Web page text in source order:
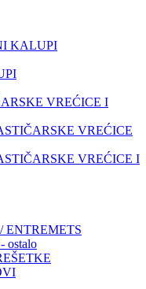
KALUPI
VREĆICE I
VREĆICE
VREĆICE I
ENTREMETS
ostalo